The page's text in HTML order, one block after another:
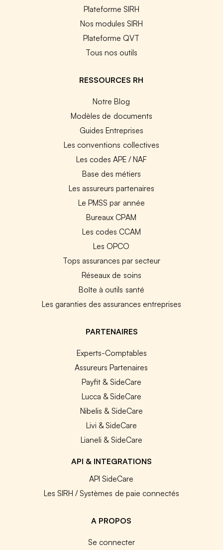
Plateforme SIRH
Nos modules SIRH
Plateforme QVT
Tous nos outils
RESSOURCES RH
Notre Blog
Modèles de documents
Guides Entreprises
Les conventions collectives
Les codes APE / NAF
Base des métiers
Les assureurs partenaires
Le PMSS par année
Bureaux CPAM
Les codes CCAM
Les OPCO
Tops assurances par secteur
Réseaux de soins
Boîte à outils santé
Les garanties des assurances entreprises
PARTENAIRES
Experts-Comptables
Assureurs Partenaires
Payfit & SideCare
Lucca & SideCare
Nibelis & SideCare
Livi & SideCare
Lianeli & SideCare
API & INTEGRATIONS
API SideCare
Les SIRH / Systèmes de paie connectés
A PROPOS
Se connecter